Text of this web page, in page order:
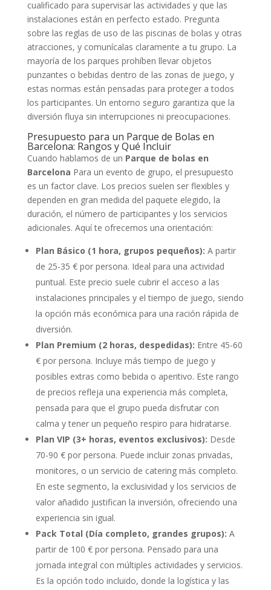
cualificado para supervisar las actividades y que las
instalaciones están en perfecto estado. Pregunta
sobre las reglas de uso de las piscinas de bolas y otras
atracciones, y comunícalas claramente a tu grupo. La
mayoría de los parques prohíben llevar objetos
punzantes o bebidas dentro de las zonas de juego, y
estas normas están pensadas para proteger a todos
los participantes. Un entorno seguro garantiza que la
diversión fluya sin interrupciones ni preocupaciones.
Presupuesto para un Parque de Bolas en
Barcelona: Rangos y Qué Incluir
Cuando hablamos de un Parque de bolas en
Barcelona Para un evento de grupo, el presupuesto
es un factor clave. Los precios suelen ser flexibles y
dependen en gran medida del paquete elegido, la
duración, el número de participantes y los servicios
adicionales. Aquí te ofrecemos una orientación:
Plan Básico (1 hora, grupos pequeños): A partir
de 25-35 € por persona. Ideal para una actividad
puntual. Este precio suele cubrir el acceso a las
instalaciones principales y el tiempo de juego, siendo
la opción más económica para una ración rápida de
diversión.
Plan Premium (2 horas, despedidas): Entre 45-60
€ por persona. Incluye más tiempo de juego y
posibles extras como bebida o aperitivo. Este rango
de precios refleja una experiencia más completa,
pensada para que el grupo pueda disfrutar con
calma y tener un pequeño respiro para hidratarse.
Plan VIP (3+ horas, eventos exclusivos): Desde
70-90 € por persona. Puede incluir zonas privadas,
monitores, o un servicio de catering más completo.
En este segmento, la exclusividad y los servicios de
valor añadido justifican la inversión, ofreciendo una
experiencia sin igual.
Pack Total (Día completo, grandes grupos): A
partir de 100 € por persona. Pensado para una
jornada integral con múltiples actividades y servicios.
Es la opción todo incluido, donde la logística y las